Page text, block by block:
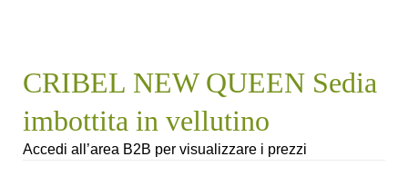
CRIBEL NEW QUEEN Sedia
imbottita in vellutino
Accedi all’area B2B per visualizzare i prezzi